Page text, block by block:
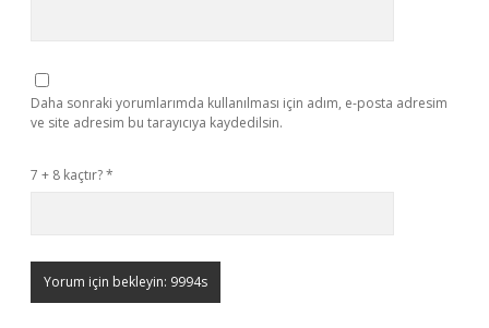
Daha sonraki yorumlarımda kullanılması için adım, e-posta adresim
ve site adresim bu tarayıcıya kaydedilsin.
7 + 8 kaçtır?*